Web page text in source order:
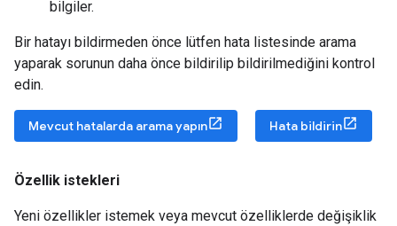
bilgiler.
Bir hatayı bildirmeden önce lütfen hata listesinde arama
yaparak sorunun daha önce bildirilip bildirilmediğini kontrol
edin.
Mevcut hatalarda arama yapın Hata bildirin
Özellik istekleri
Yeni özellikler istemek veya mevcut özelliklerde değişiklik